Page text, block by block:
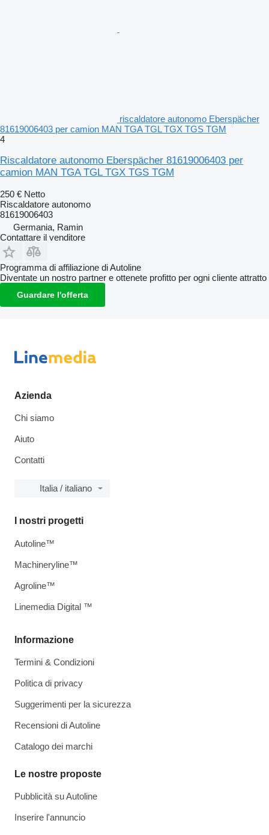
riscaldatore autonomo Eberspächer
81619006403 per camion MAN TGA TGL TGX TGS TGM
4
Riscaldatore autonomo Eberspächer 81619006403 per
camion MAN TGA TGL TGX TGS TGM
250 € Netto
Riscaldatore autonomo
81619006403
Germania, Ramin
Contattare il venditore
Programma di affiliazione di Autoline
Diventate un nostro partner e ottenete profitto per ogni cliente attratto
Guardare l'offerta
Azienda
Chi siamo
Aiuto
Contatti
Italia / italiano
Informazione
Termini & Condizioni
Politica di privacy
Suggerimenti per la sicurezza
Recensioni di Autoline
Catalogo dei marchi
Le nostre proposte
Pubblicità su Autoline
Inserire l'annuncio
I nostri progetti
Autoline™
Machineryline™
Agroline™
Linemedia Digital ™